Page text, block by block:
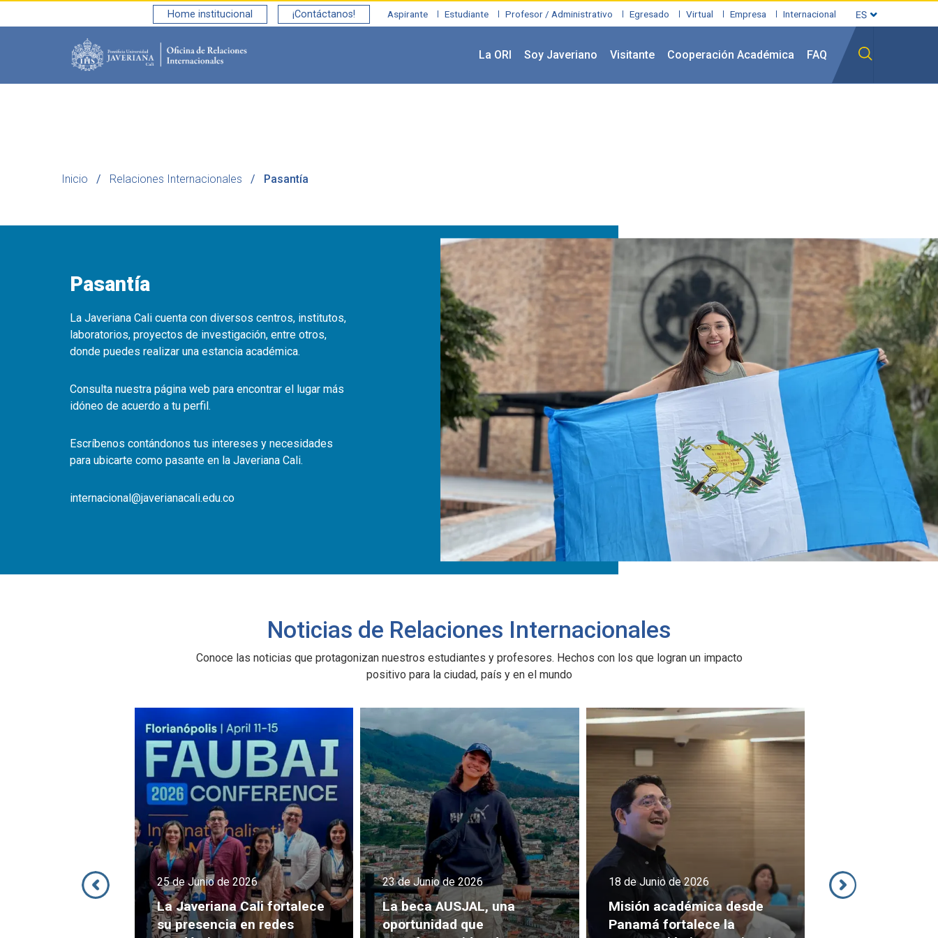
Aspirante Estudiante Profesor / Administrativo Egresado Virtual Empresa Internacional
Home institucional ¡Contáctanos!
La ORI Soy Javeriano Visitante Cooperación Académica FAQ
Inicio Relaciones Internacionales Pasantía
Pasantía
La Javeriana Cali cuenta con diversos centros, institutos,
laboratorios, proyectos de investigación, entre otros,
donde puedes realizar una estancia académica.
Consulta nuestra página web para encontrar el lugar más
idóneo de acuerdo a tu perfil.
Escríbenos contándonos tus intereses y necesidades
para ubicarte como pasante en la Javeriana Cali.
internacional@javerianacali.edu.co
Noticias de Relaciones Internacionales
Conoce las noticias que protagonizan nuestros estudiantes y profesores. Hechos con los que logran un impacto
positivo para la ciudad, país y en el mundo
23 de Junio de 2026
La beca AUSJAL, una
oportunidad que
18 de Junio de 2026
Misión académica desde
Panamá fortalece la
17 de Junio de 2026
“Aprendí a caminar”: la
transformación de un